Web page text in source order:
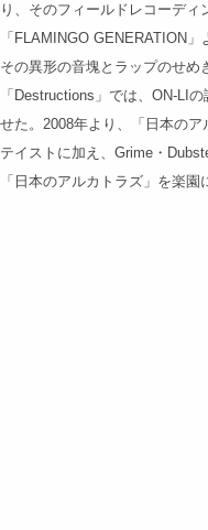
り、そのフィールドレコーデ
「FLAMINGO GENERATION
その異形の音塊とラップのせ
「Destructions」では、ON-LI
せた。2008年より、「日本の
テイストに加え、Grime・
「日本のアルカトラズ」を楽